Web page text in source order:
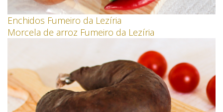
Enchidos Fumeiro da Lezíria
Morcela de arroz Fumeiro da Lezíria